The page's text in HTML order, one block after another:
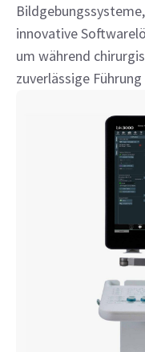
innovative
um während
zuverlässige